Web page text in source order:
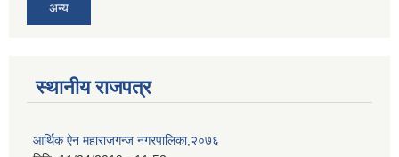
अन्य
स्थानीय राजपत्र
आर्थिक ऐन महाराजगन्ज नगरपालिका,२०७६